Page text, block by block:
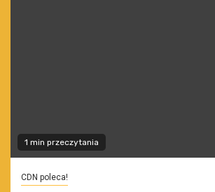
1 min przeczytania
CDN poleca!